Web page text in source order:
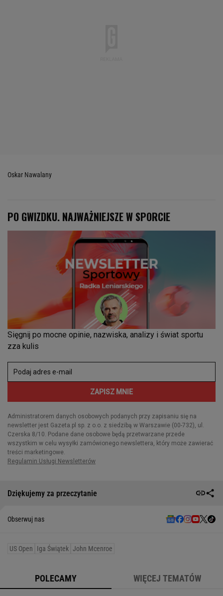
Oskar Nawalany
Dziękujemy za przeczytanie
Obserwuj nas
US Open Iga Świątek John Mcenroe
POLECAMY WIĘCEJ TEMATÓW